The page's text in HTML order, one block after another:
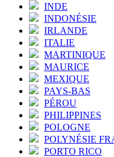
INDE
INDONÉSIE
IRLANDE
ITALIE
MARTINIQUE
MAURICE
MEXIQUE
PAYS-BAS
PÉROU
PHILIPPINES
POLOGNE
POLYNÉSIE
PORTO RICO